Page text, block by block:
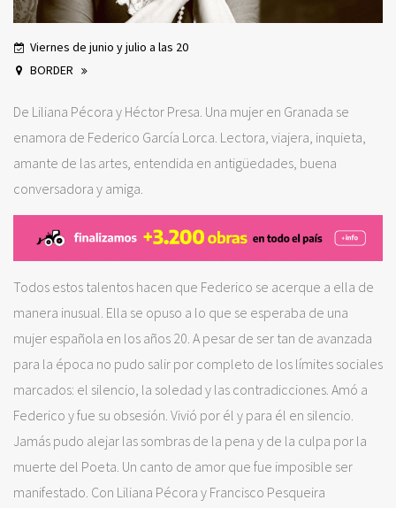
Viernes de junio y julio a las 20
BORDER
De Liliana Pécora y Héctor Presa. Una mujer en Granada se
enamora de Federico García Lorca. Lectora, viajera, inquieta,
amante de las artes, entendida en antigüedades, buena
conversadora y amiga.
Todos estos talentos hacen que Federico se acerque a ella de
manera inusual. Ella se opuso a lo que se esperaba de una
mujer española en los años 20. A pesar de ser tan de avanzada
para la época no pudo salir por completo de los límites sociales
marcados: el silencio, la soledad y las contradicciones. Amó a
Federico y fue su obsesión. Vivió por él y para él en silencio.
Jamás pudo alejar las sombras de la pena y de la culpa por la
muerte del Poeta. Un canto de amor que fue imposible ser
manifestado. Con Liliana Pécora y Francisco Pesqueira